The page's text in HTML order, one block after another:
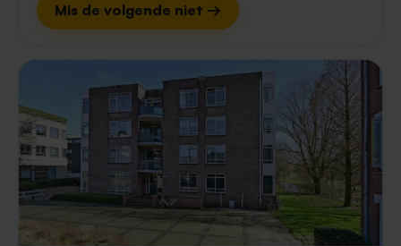
Mis de volgende niet →